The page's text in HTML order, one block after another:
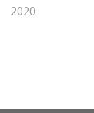
2020